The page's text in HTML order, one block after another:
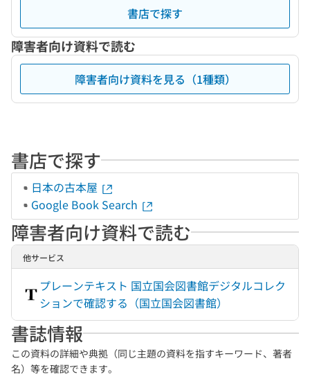
書店で探す
障害者向け資料で読む
障害者向け資料を見る（1種類）
書店で探す
日本の古本屋
Google Book Search
障害者向け資料で読む
他サービス
プレーンテキスト 国立国会図書館デジタルコレク
ションで確認する（国立国会図書館）
書誌情報
この資料の詳細や典拠（同じ主題の資料を指すキーワード、著者
名）等を確認できます。